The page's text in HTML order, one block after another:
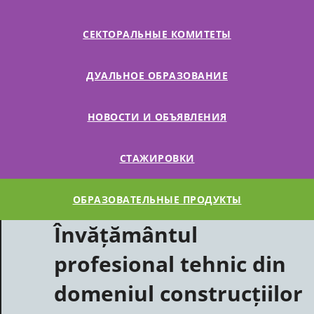
СЕКТОРАЛЬНЫЕ КОМИТЕТЫ
ДУАЛЬНОЕ ОБРАЗОВАНИЕ
НОВОСТИ И ОБЪЯВЛЕНИЯ
СТАЖИРОВКИ
ОБРАЗОВАТЕЛЬНЫЕ ПРОДУКТЫ
Învățământul
profesional tehnic din
domeniul construcțiilor